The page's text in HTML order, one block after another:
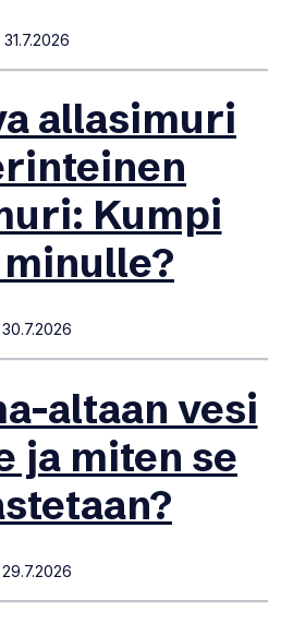
31.7.2026
allasimuri
Kumpi
30.7.2026
altaan vesi
ja miten se
29.7.2026